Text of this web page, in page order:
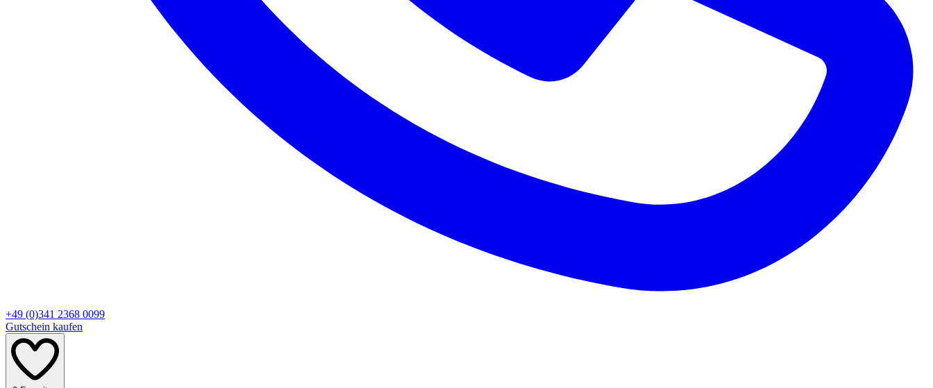
+49 (0)341 2368 0099
Gutschein kaufen